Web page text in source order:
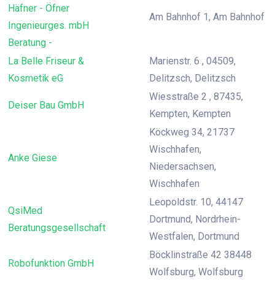
Häfner - Öfner
Ingenieurges. mbH
Beratung -
Am Bahnhof 1, Am Bahnhof
La Belle Friseur &
Kosmetik eG
Marienstr. 6 , 04509,
Delitzsch, Delitzsch
Deiser Bau GmbH
Wiesstraße 2 , 87435,
Kempten, Kempten
Anke Giese
Köckweg 34, 21737
Wischhafen,
Niedersachsen,
Wischhafen
QsiMed
Beratungsgesellschaft
Leopoldstr. 10, 44147
Dortmund, Nordrhein-
Westfalen, Dortmund
Robofunktion GmbH
Böcklinstraße 42 38448
Wolfsburg, Wolfsburg